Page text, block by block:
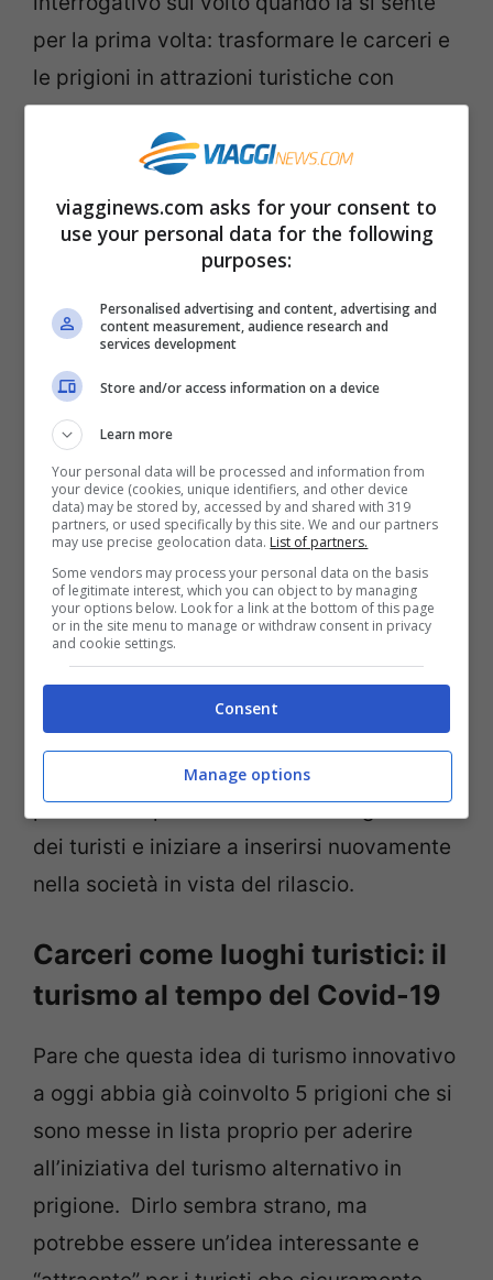
per la prima volta: trasformare le carceri e
le prigioni in attrazioni turistiche con
dove cenare, pranzare o fare uno spuntino.
contest sportivi e persino mercatini dove
si venderanno oggetti di artigianato
realizzati proprio dai carcerati.
L’approvazione del Ministro della
Giustizia
Qualcosa di impossibile? Non del tutto. Si
tratta infatti di un’idea che punta a
rinnovare assolutamente il turismo, con
anche un preciso piano sociale. Il Ministro
della Giustizia della Thailandia si è infatti
detto concorde all’apertura delle prigioni
per trasformarle in luoghi aperti al
pubblico. Secondo lui, infatti, si potrebbe
anche pensare di coinvolgere i detenuti
per renderli parte attiva nell’accoglienza
dei turisti e iniziare a inserirsi nuovamente
nella società in vista del rilascio.
Carceri come luoghi turistici: il
turismo al tempo del Covid-19
Pare che questa idea di turismo innovativo
a oggi abbia già coinvolto 5 prigioni che si
sono messe in lista proprio per aderire
all’iniziativa del turismo alternativo in
prigione. Dirlo sembra strano, ma
potrebbe essere un’idea interessante e
viagginews.com asks for your consent to
use your personal data for the following
purposes:
Personalised advertising and content, advertising and
content measurement, audience research and
services development
Store and/or access information on a device
Learn more
Your personal data will be processed and information from
your device (cookies, unique identifiers, and other device
data) may be stored by, accessed by and shared with 319
partners, or used specifically by this site. We and our partners
may use precise geolocation data. List of partners.
Some vendors may process your personal data on the basis
of legitimate interest, which you can object to by managing
your options below. Look for a link at the bottom of this page
or in the site menu to manage or withdraw consent in privacy
and cookie settings.
Consent
Manage options